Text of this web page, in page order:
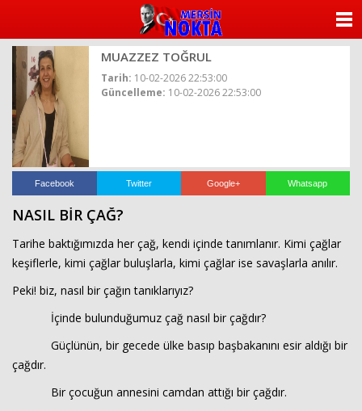
MUAZZEZ TOĞRUL
Tarih: 10-02-2026 22:53:00
Güncelleme: 10-02-2026 22:53:00
Facebook Twitter Google+ Whatsapp
NASIL BİR ÇAĞ?
Tarihe baktığımızda her çağ, kendi içinde tanımlanır. Kimi çağlar
keşiflerle, kimi çağlar buluşlarla, kimi çağlar ise savaşlarla anılır.
Peki! biz, nasıl bir çağın tanıklarıyız?
İçinde bulunduğumuz çağ nasıl bir çağdır?
Güçlünün, bir gecede ülke basıp başbakanını esir aldığı bir
çağdır.
Bir çocuğun annesini camdan attığı bir çağdır.
YAZARLAR